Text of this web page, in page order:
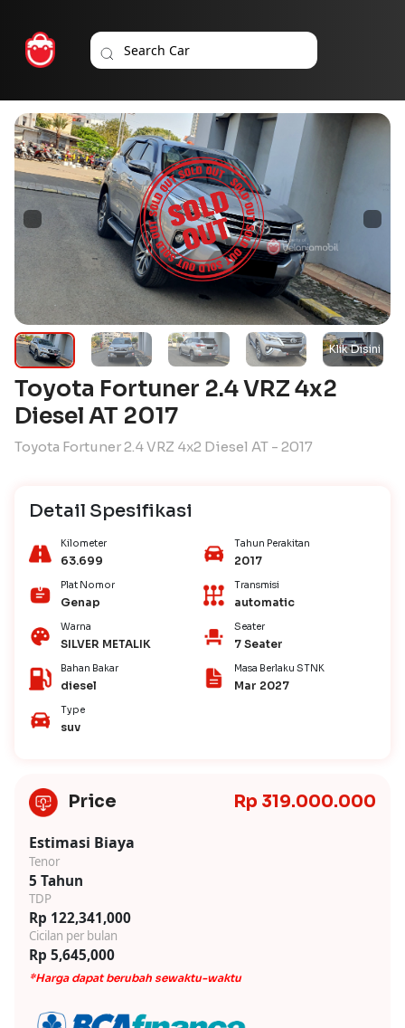
Toyota Fortuner 2.4 VRZ 4x2
Diesel AT 2017
Toyota Fortuner 2.4 VRZ 4x2 Diesel AT - 2017
Detail Spesifikasi
Kilometer
63.699
Tahun Perakitan
2017
Plat Nomor
Genap
Transmisi
automatic
Warna
SILVER METALIK
Seater
7 Seater
Bahan Bakar
diesel
Masa Berlaku STNK
Mar 2027
Type
suv
Price Rp 319.000.000
Estimasi Biaya
Tenor
5 Tahun
TDP
Rp 122,341,000
Cicilan per bulan
Rp 5,645,000
*Harga dapat berubah sewaktu-waktu